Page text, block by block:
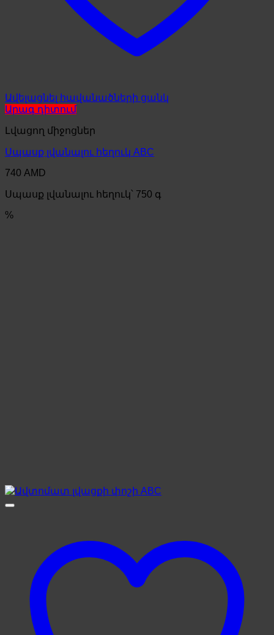
Ավելացնել հավանածների ցանկ
Արագ դիտում
Լվացող միջոցներ
Սպասք լվանալու հեղուկ ABC
740 AMD
Սպասք լվանալու հեղուկ՝ 750 գ
%